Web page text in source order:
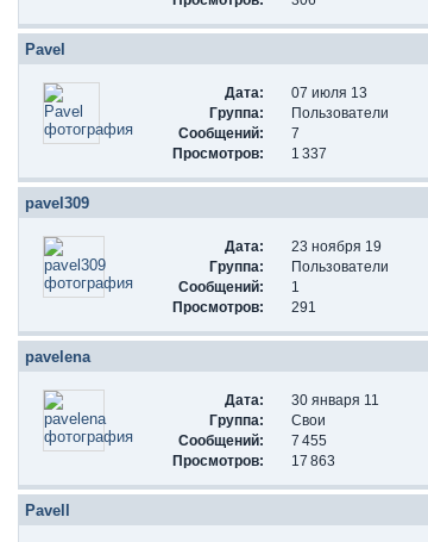
Pavel
Дата:
07 июля 13
Группа:
Пользователи
Сообщений:
7
Просмотров:
1 337
pavel309
Дата:
23 ноября 19
Группа:
Пользователи
Сообщений:
1
Просмотров:
291
pavelena
Дата:
30 января 11
Группа:
Свои
Сообщений:
7 455
Просмотров:
17 863
Pavell